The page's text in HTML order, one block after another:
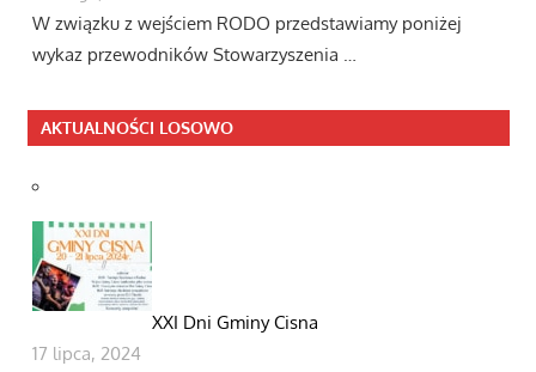
W związku z wejściem RODO przedstawiamy poniżej
wykaz przewodników Stowarzyszenia …
AKTUALNOŚCI LOSOWO
XXI Dni Gminy Cisna
17 lipca, 2024